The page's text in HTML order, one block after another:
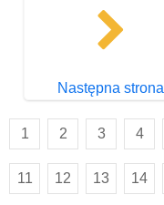
Następna strona
1 2 3 4
11 12 13 14